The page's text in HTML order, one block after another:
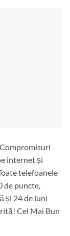
internet și
telefoanele
de puncte,
și 24 de luni
Cel Mai Bun